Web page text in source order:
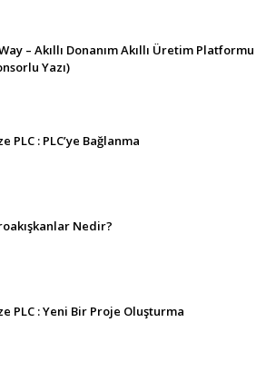
– Akıllı Donanım Akıllı Üretim Platformu
Yazı)
PLC : PLC’ye Bağlanma
Nedir?
PLC : Yeni Bir Proje Oluşturma